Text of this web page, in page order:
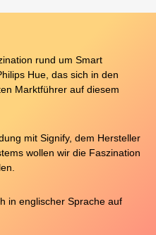
rund um Smart
Hue, das sich in den
Marktführer auf diesem
mit Signify, dem Hersteller
wollen wir die Faszination
in englischer Sprache auf